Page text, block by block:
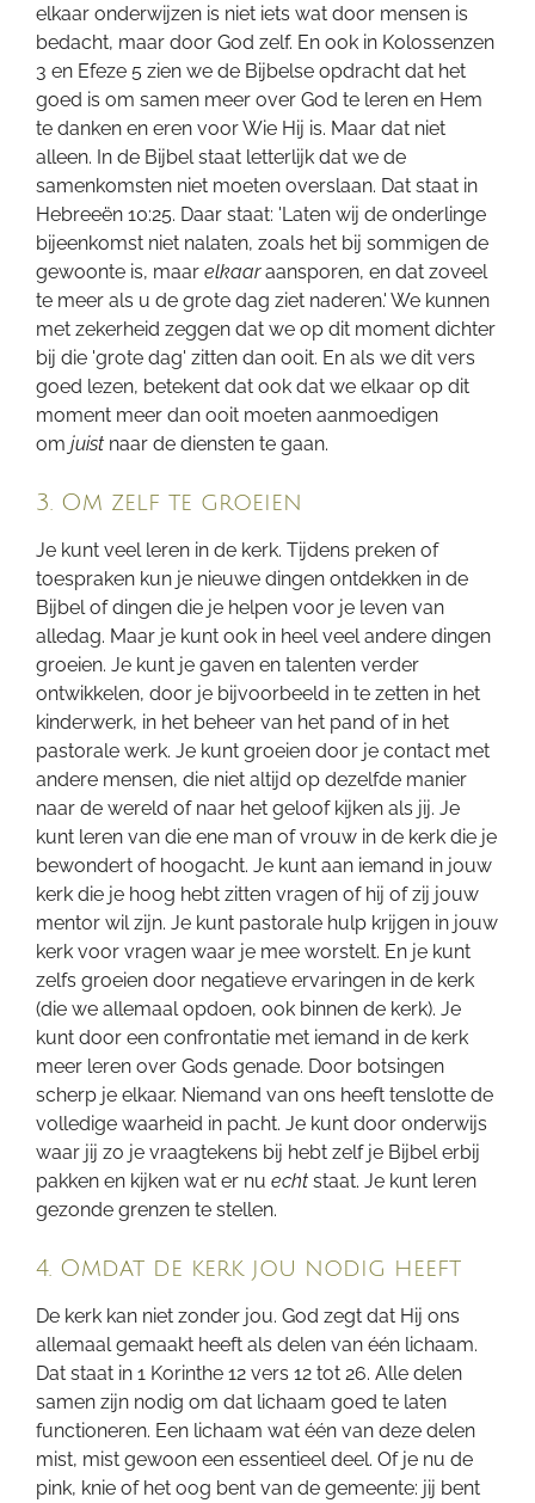
elkaar onderwijzen is niet iets wat door mensen is
bedacht, maar door God zelf. En ook in Kolossenzen
3 en Efeze 5 zien we de Bijbelse opdracht dat het
goed is om samen meer over God te leren en Hem
te danken en eren voor Wie Hij is. Maar dat niet
alleen. In de Bijbel staat letterlijk dat we de
samenkomsten niet moeten overslaan. Dat staat in
Hebreeën 10:25. Daar staat: 'Laten wij de onderlinge
bijeenkomst niet nalaten, zoals het bij sommigen de
gewoonte is, maar elkaaraansporen, en dat zoveel
te meer als u de grote dag ziet naderen.' We kunnen
met zekerheid zeggen dat we op dit moment dichter
bij die 'grote dag' zitten dan ooit. En als we dit vers
goed lezen, betekent dat ook dat we elkaar op dit
moment meer dan ooit moeten aanmoedigen
om juist naar de diensten te gaan.
3. Om zelf te groeien
Je kunt veel leren in de kerk. Tijdens preken of
toespraken kun je nieuwe dingen ontdekken in de
Bijbel of dingen die je helpen voor je leven van
alledag. Maar je kunt ook in heel veel andere dingen
groeien. Je kunt je gaven en talenten verder
ontwikkelen, door je bijvoorbeeld in te zetten in het
kinderwerk, in het beheer van het pand of in het
pastorale werk. Je kunt groeien door je contact met
andere mensen, die niet altijd op dezelfde manier
naar de wereld of naar het geloof kijken als jij. Je
kunt leren van die ene man of vrouw in de kerk die je
bewondert of hoogacht. Je kunt aan iemand in jouw
kerk die je hoog hebt zitten vragen of hij of zij jouw
mentor wil zijn. Je kunt pastorale hulp krijgen in jouw
kerk voor vragen waar je mee worstelt. En je kunt
zelfs groeien door negatieve ervaringen in de kerk
(die we allemaal opdoen, ook binnen de kerk). Je
kunt door een confrontatie met iemand in de kerk
meer leren over Gods genade. Door botsingen
scherp je elkaar. Niemand van ons heeft tenslotte de
volledige waarheid in pacht. Je kunt door onderwijs
waar jij zo je vraagtekens bij hebt zelf je Bijbel erbij
pakken en kijken wat er nu echt staat. Je kunt leren
gezonde grenzen te stellen.
4. Omdat de kerk jou nodig heeft
De kerk kan niet zonder jou. God zegt dat Hij ons
allemaal gemaakt heeft als delen van één lichaam.
Dat staat in 1 Korinthe 12 vers 12 tot 26. Alle delen
samen zijn nodig om dat lichaam goed te laten
functioneren. Een lichaam wat één van deze delen
mist, mist gewoon een essentieel deel. Of je nu de
pink, knie of het oog bent van de gemeente: jij bent